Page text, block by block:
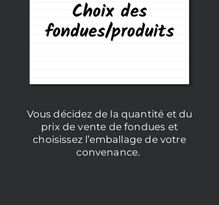
Vous décidez de la quantité et du
prix de vente de fondues et
choisissez l’emballage de votre
convenance.